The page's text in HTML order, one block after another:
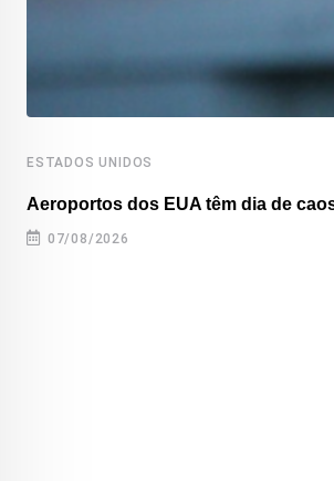
ESTADOS UNIDOS
Aeroportos dos EUA têm dia de
07/08/2026